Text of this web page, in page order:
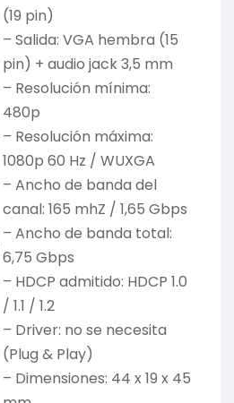
(19 pin)
– Salida: VGA hembra (15
pin) + audio jack 3,5 mm
– Resolución mínima:
480p
– Resolución máxima:
1080p 60 Hz / WUXGA
– Ancho de banda del
canal: 165 mhZ / 1,65 Gbps
– Ancho de banda total:
6,75 Gbps
– HDCP admitido: HDCP 1.0
/ 1.1 / 1.2
– Driver: no se necesita
(Plug & Play)
– Dimensiones: 44 x 19 x 45